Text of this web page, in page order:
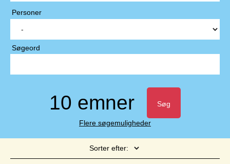
Personer
Søgeord
10 emner Søg
Flere søgemuligheder
Sorter efter: